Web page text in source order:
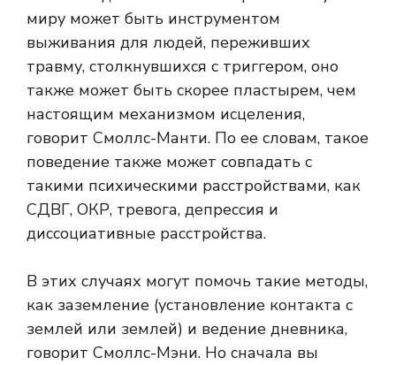
миру может быть инструментом
выживания для людей, переживших
травму, столкнувшихся с триггером, оно
также может быть скорее пластырем, чем
настоящим механизмом исцеления,
говорит Смоллс-Манти. По ее словам, такое
поведение также может совпадать с
такими психическими расстройствами, как
СДВГ, ОКР, тревога, депрессия и
диссоциативные расстройства.
В этих случаях могут помочь такие методы,
как заземление (установление контакта с
землей или землей) и ведение дневника,
говорит Смоллс-Мэни. Но сначала вы